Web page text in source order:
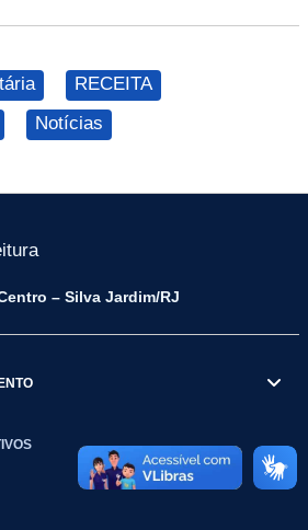
RECEITA
Notícias
– Silva Jardim/RJ